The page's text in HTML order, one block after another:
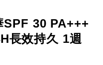
SPF 30 PA+++
長效持久 1週